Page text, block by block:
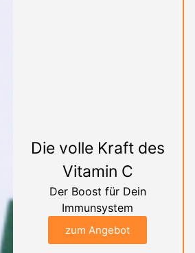
Die volle Kraft des
Vitamin C
Der Boost für Dein
Immunsystem
zum Angebot